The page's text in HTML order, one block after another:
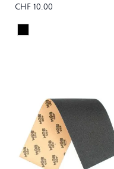
CHF 10.00
Colour
Black